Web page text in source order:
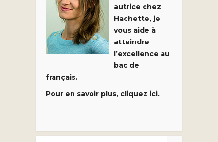
autrice chez
Hachette, je
vous aide à
atteindre
l’excellence au
bac de
français.
Pour en savoir plus, cliquez ici.